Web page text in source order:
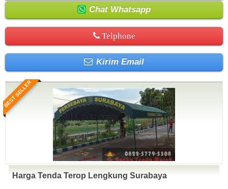
Chat Whatsapp
Telphone
Kirim Email
BEST SELLER
Harga Tenda Terop Lengkung Surabaya